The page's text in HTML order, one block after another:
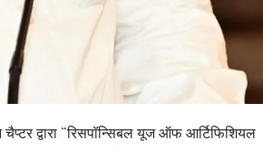
द्वारा “रिसपॉन्सिबल यूज ऑफ आर्टिफिशियल